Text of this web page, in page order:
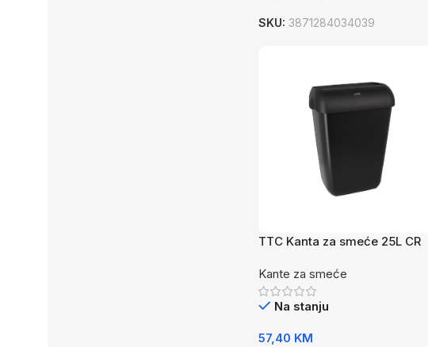
SKU: 3871284034039
TTC Kanta za smeće 25L CR
Kante za smeće
Na stanju
57,40 KM